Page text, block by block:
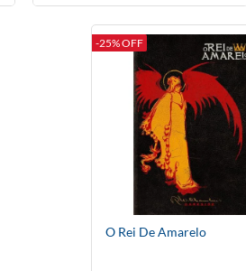
-25% OFF
O Rei De Amarelo